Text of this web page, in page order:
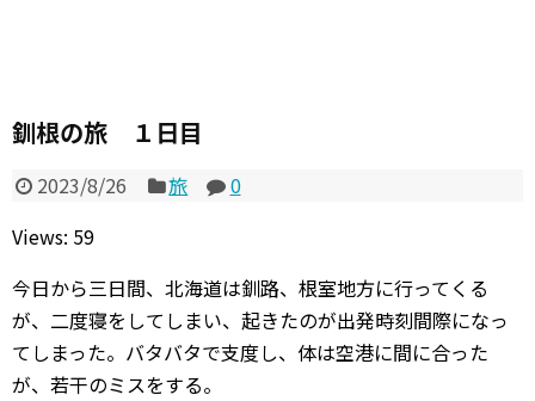
釧根の旅 １日目
2023/8/26 旅
0
Views: 59
今日から三日間、北海道は釧路、根室地方に行ってくる
が、二度寝をしてしまい、起きたのが出発時刻間際になっ
てしまった。バタバタで支度し、体は空港に間に合った
が、若干のミスをする。